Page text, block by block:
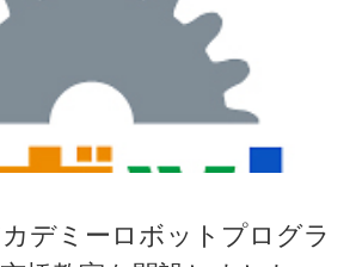
デミーロボットプログラ